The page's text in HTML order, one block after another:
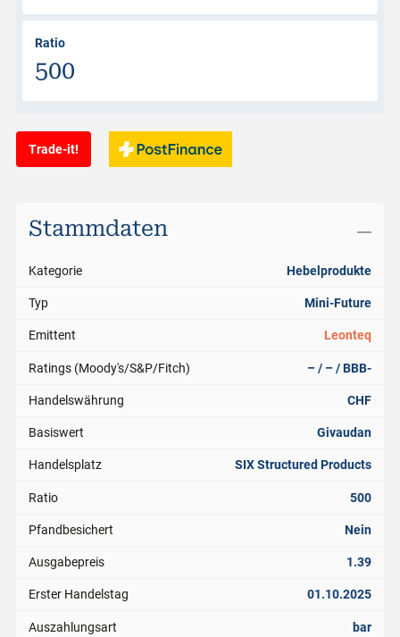
Ratio
500
Trade-it!
Stammdaten
Kategorie Hebelprodukte
Typ Mini-Future
Emittent Leonteq
Ratings (Moody's/S&P/Fitch) – / – / BBB-
Handelswährung CHF
Basiswert Givaudan
Handelsplatz SIX Structured Products
Ratio 500
Pfandbesichert Nein
Ausgabepreis 1.39
Erster Handelstag 01.10.2025
Auszahlungsart bar